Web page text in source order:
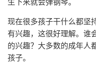
现在很多孩子干什么都坚
有兴趣，这很好理解。谁
的兴趣？大多数的成年人
孩子。